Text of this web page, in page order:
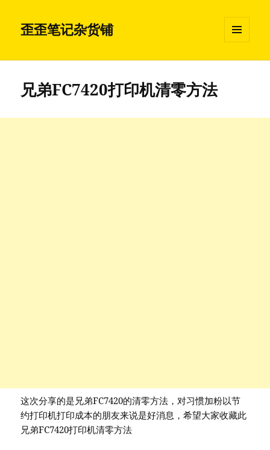
歪歪笔记杂货铺
挂件
兄弟FC7420打印机清零方法
这次分享的是兄弟FC7420的清零方法，对习惯加粉以节
约打印机打印成本的朋友来说是好消息，希望大家收藏此
兄弟FC7420打印机清零方法